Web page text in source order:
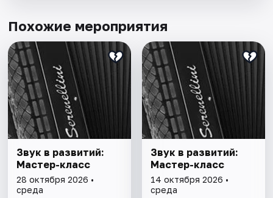
Похожие мероприятия
Звук в развитий:
Мастер-класс
28 октября 2026 •
среда
Звук в развитий:
Мастер-класс
14 октября 2026 •
среда